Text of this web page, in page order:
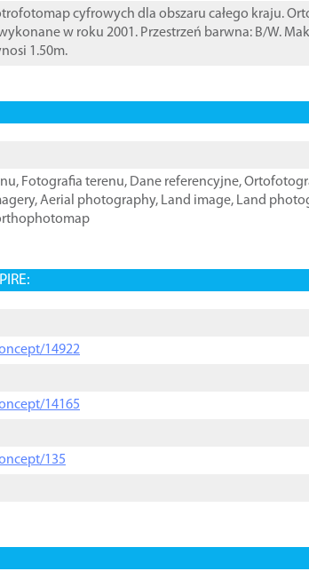
cyfrowych dla obszaru całego kraju.
w roku 2001. Przestrzeń barwna: B/W.
1.50m.
, Fotografia terenu, Dane referencyjne,
,Aerial photography, Land image, Land
14922
14165
135